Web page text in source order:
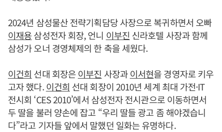
2024년 삼성물산 전략기획담당 사장으로 복귀하면서 오빠
이재용삼성전자 회장, 언니 이부진 신라호텔 사장과 함께
삼성가 오너 경영체제의 한 축을 세웠다.
이건희 선대 회장은이부진 사장과이서현을 경영자로 키우
고자 했다.이건희 선대 회장이 2010년 세계 최대 가전·IT
전시회 ‘CES 2010’에서 삼성전자 전시관으로 이동하면서
두 딸을 불러 양손에 잡고 “우리 딸들 광고 좀 해야겠습니
다”라고 기자들 앞에서 말했던 일화는 유명하다.